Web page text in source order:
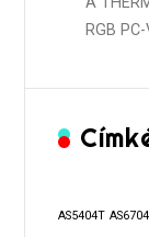
RGB
AS5404T